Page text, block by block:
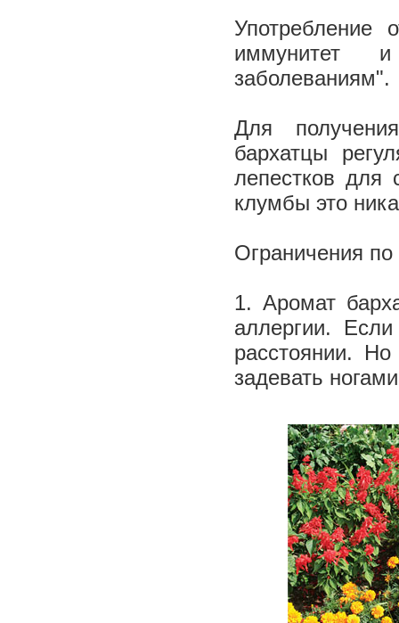
Употребление
иммунитет
заболеваниям".
Для
бархатцы
лепестков для
клумбы это
Ограничения
1. Аромат
аллергии.
расстоянии.
задевать